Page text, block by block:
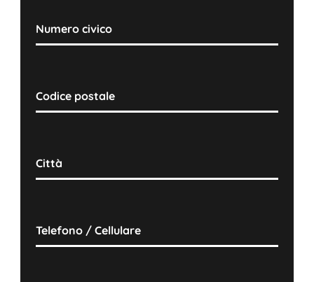
Numero civico
Codice postale
Città
Telefono / Cellulare